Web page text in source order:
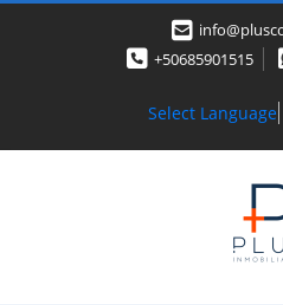
+50685901515
Select Language